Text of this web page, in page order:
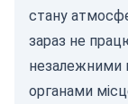
стану
зараз не
незалежними
органами